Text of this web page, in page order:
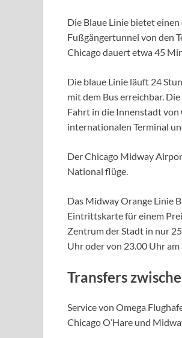
Die Blaue Linie bietet
Fußgängertunnel von den
Chicago dauert etwa 45
Die blaue Linie läuft 24
mit dem Bus erreichbar.
Fahrt in die Innenstadt von
internationalen Terminal
Der Chicago Midway
National flüge.
Das Midway Orange Linie
Eintrittskarte für einem
Zentrum der Stadt in nur
Uhr oder von 23.00 Uhr
Transfers
Service von Omega
Chicago O’Hare und